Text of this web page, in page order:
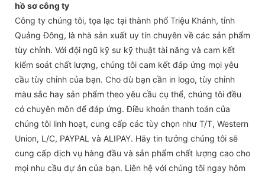
hồ sơ công ty
Công ty chúng tôi, tọa lạc tại thành phố Triệu Khánh, tỉnh
Quảng Đông, là nhà sản xuất uy tín chuyên về các sản phẩm
tùy chỉnh. Với đội ngũ kỹ sư kỹ thuật tài năng và cam kết
kiểm soát chất lượng, chúng tôi cam kết đáp ứng mọi yêu
cầu tùy chỉnh của bạn. Cho dù bạn cần in logo, tùy chỉnh
màu sắc hay sản phẩm theo yêu cầu cụ thể, chúng tôi đều
có chuyên môn để đáp ứng. Điều khoản thanh toán của
chúng tôi linh hoạt, cung cấp các tùy chọn như T/T, Western
Union, L/C, PAYPAL và ALIPAY. Hãy tin tưởng chúng tôi sẽ
cung cấp dịch vụ hàng đầu và sản phẩm chất lượng cao cho
mọi nhu cầu dự án của bạn. Liên hệ với chúng tôi ngay hôm